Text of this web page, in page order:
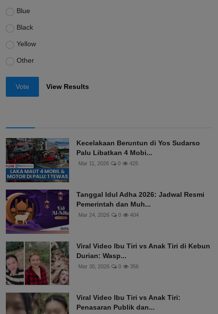
Blue
Black
Yellow
Other
Vote View Results
Kecelakaan Beruntun di Yos Sudarso
Palu Libatkan 4 Mobi...
Mar 11, 2026 0 425
Tanggal Idul Adha 2026: Jadwal Resmi
Pemerintah dan Muh...
Mar 24, 2026 0 404
Viral Video Ibu Tiri vs Anak Tiri di Kebun
Durian: Wasp...
Mar 30, 2026 0 356
Viral Video Ibu Tiri vs Anak Tiri:
Penasaran Publik dan...